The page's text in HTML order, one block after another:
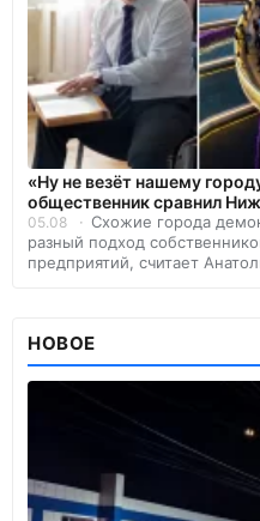
«Ну не везёт нашему
общественник сравнил
05.08
Схожие города
разный подход
предприятий, считает
НОВОЕ